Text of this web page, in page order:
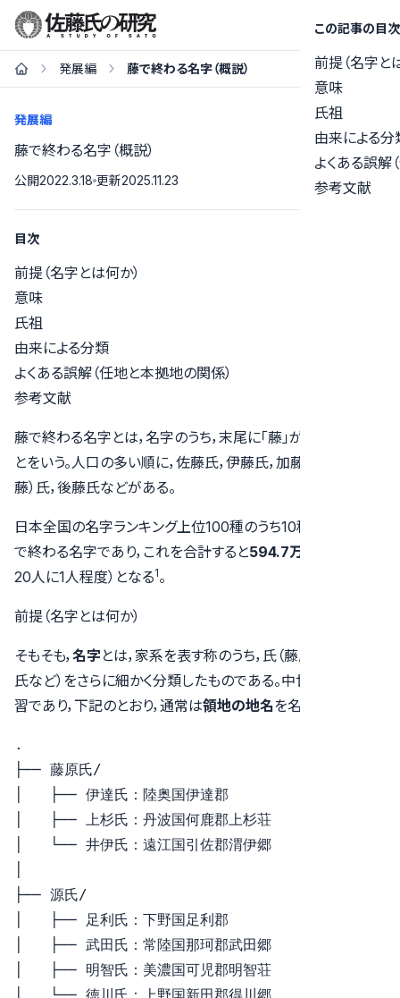
発展編 藤で終わる名字（概説）
発展編
藤で終わる名字（概説）
公開2022.3.18 更新2025.11.23
目次
前提（名字とは何か）
意味
氏祖
由来による分類
よくある誤解（任地と本拠地の関係）
参考文献
藤で終わる名字とは，名字のうち，末尾に「藤」がつく名字のこ
とをいう。人口の多い順に，佐藤氏，伊藤氏，加藤氏，斎藤（斉
藤）氏，後藤氏などがある。
日本全国の名字ランキング上位100種のうち10種（10％）が藤
で終わる名字であり，これを合計すると594.7万人
20人に1人程度）となる1。
前提（名字とは何か）
そもそも， 名字 とは，家系を表す称のうち，氏（藤原氏，源氏，平
氏など）をさらに細かく分類したものである。中世の武家の慣
習であり，下記のとおり，通常は領地の地名を名乗った。
.
├── 藤原氏/
│   ├── 伊達氏：陸奥国伊達郡
│   ├── 上杉氏：丹波国何鹿郡上杉荘
│   └── 井伊氏：遠江国引佐郡渭伊郷
├── 源氏/
│   ├── 足利氏：下野国足利郡
│   ├── 武田氏：常陸国那珂郡武田郷
│   ├── 明智氏：美濃国可児郡明智荘
この記事の目次
前提（名字と
意味
氏祖
由来による分
よくある誤解
参考文献